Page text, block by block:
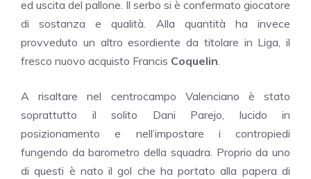
ed uscita del pallone. Il serbo si è confermato giocatore
di sostanza e qualità. Alla quantità ha invece
provveduto un altro esordiente da titolare in Liga, il
fresco nuovo acquisto Francis Coquelin.
A risaltare nel centrocampo Valenciano è stato
soprattutto il solito Dani Parejo, lucido in
posizionamento e nell’impostare i contropiedi
fungendo da barometro della squadra. Proprio da uno
di questi è nato il gol che ha portato alla papera di